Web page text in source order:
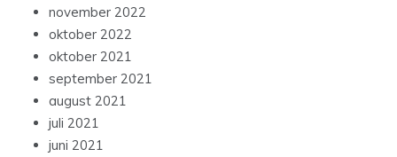
november 2022
oktober 2022
oktober 2021
september 2021
august 2021
juli 2021
juni 2021